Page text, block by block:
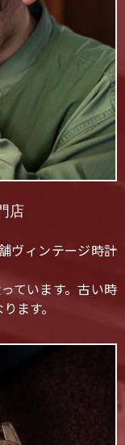
店
ヴィンテージ時計
ています。古い時
ます。